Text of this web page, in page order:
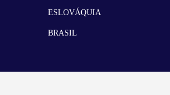
ESLOVÁQUIA
BRASIL